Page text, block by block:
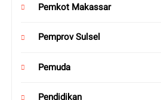
Pemkot Makassar
Pemprov Sulsel
Pemuda
Pendidikan